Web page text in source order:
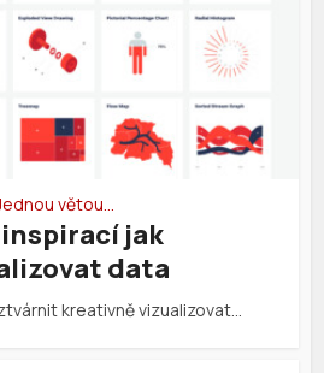
větou…
jak
data
kreativně vizualizovat…